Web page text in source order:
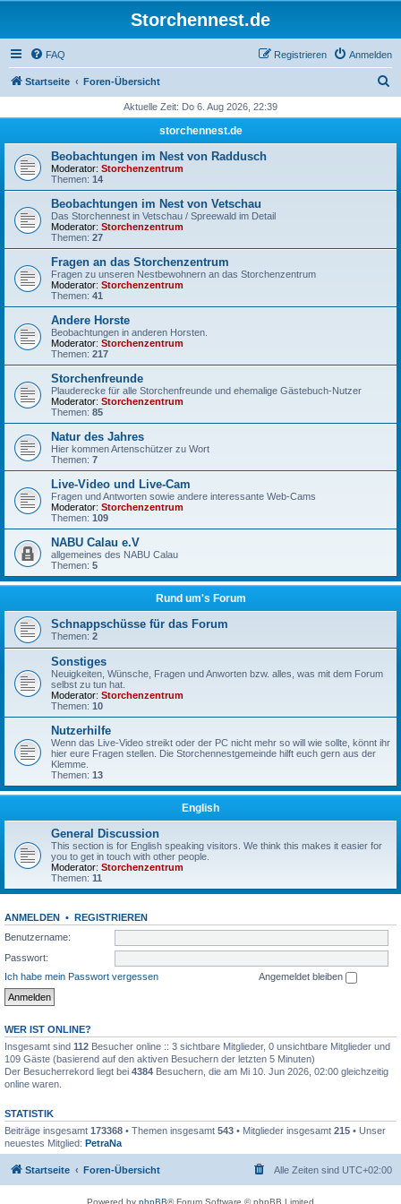
Storchennest.de
FAQ Anmelden
Registrieren
Startseite Foren-Übersicht
h
Aktuelle Zeit: Do 6. Aug 2026, 22:39
storchennest.de
Beobachtungen im Nest von Raddusch
Moderator: Storchenzentrum
Themen: 14
Beobachtungen im Nest von Vetschau
Das Storchennest in Vetschau / Spreewald im Detail
Moderator: Storchenzentrum
Themen: 27
Fragen an das Storchenzentrum
Fragen zu unseren Nestbewohnern an das Storchenzentrum
Moderator: Storchenzentrum
Themen: 41
Andere Horste
Beobachtungen in anderen Horsten.
Moderator: Storchenzentrum
Themen: 217
Storchenfreunde
Plauderecke für alle Storchenfreunde und ehemalige Gästebuch-Nutzer
Moderator: Storchenzentrum
Themen: 85
Natur des Jahres
Hier kommen Artenschützer zu Wort
Themen: 7
Live-Video und Live-Cam
Fragen und Antworten sowie andere interessante Web-Cams
Moderator: Storchenzentrum
Themen: 109
NABU Calau e.V
allgemeines des NABU Calau
Themen: 5
Rund um's Forum
Schnappschüsse für das Forum
Themen: 2
Sonstiges
Neuigkeiten, Wünsche, Fragen und Anworten bzw. alles, was mit dem Forum
selbst zu tun hat.
Moderator: Storchenzentrum
Themen: 10
Nutzerhilfe
Wenn das Live-Video streikt oder der PC nicht mehr so will wie sollte, könnt ihr
hier eure Fragen stellen. Die Storchennestgemeinde hilft euch gern aus der
Klemme.
Themen: 13
English
General Discussion
This section is for English speaking visitors. We think this makes it easier for
you to get in touch with other people.
Moderator: Storchenzentrum
Themen: 11
ANMELDEN • REGISTRIEREN
Benutzername:
Passwort:
Ich habe mein Passwort vergessen
Angemeldet bleiben
WER IST ONLINE?
Insgesamt sind 112 Besucher online :: 3 sichtbare Mitglieder, 0 unsichtbare Mitglieder und
109 Gäste (basierend auf den aktiven Besuchern der letzten 5 Minuten)
Der Besucherrekord liegt bei 4384 Besuchern, die am Mi 10. Jun 2026, 02:00 gleichzeitig
online waren.
STATISTIK
Beiträge insgesamt 173368 • Themen insgesamt 543 • Mitglieder insgesamt 215 • Unser
neuestes Mitglied: PetraNa
Startseite Foren-Übersicht Alle Zeiten sind UTC+02:00
Powered by phpBB® Forum Software © phpBB Limited